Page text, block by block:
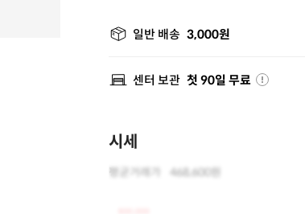
일반 배송 3,000원
센터 보관 첫 90일 무료
시세
평균거래가 468,600원